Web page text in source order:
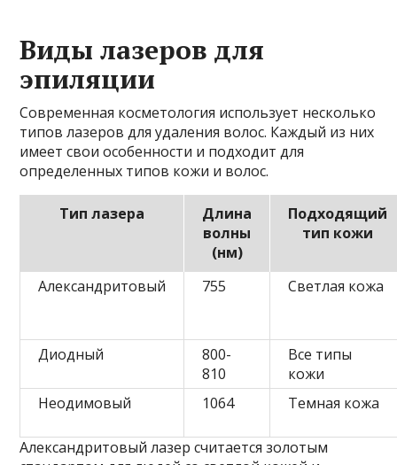
Виды лазеров для
эпиляции
Современная косметология использует несколько
типов лазеров для удаления волос. Каждый из них
имеет свои особенности и подходит для
определенных типов кожи и волос.
Тип лазера
Длина
волны
(нм)
Подходящий
тип кожи
Александритовый 755 Светлая кожа
Диодный
800-
810
Все типы
кожи
Неодимовый
1064 Темная кожа
Александритовый лазер считается золотым